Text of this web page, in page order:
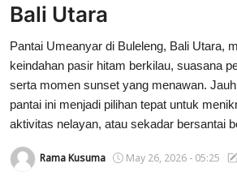
Desa Adat
Tradisi
Kearifan lokal
Alam Bali
Seni
Bali Utara
Pantai Umeanyar di Buleleng, Bali Utara,
keindahan pasir hitam berkilau, suasana
serta momen sunset yang menawan.
pantai ini menjadi pilihan tepat untuk
aktivitas nelayan, atau sekadar bersantai
Rama Kusuma May 26, 2026 - 05:25